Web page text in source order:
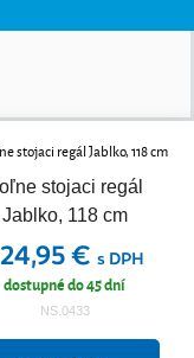
stojaci regál
Jablko, 118 cm
€ s DPH
dostupné do 45 dní
NS.0433